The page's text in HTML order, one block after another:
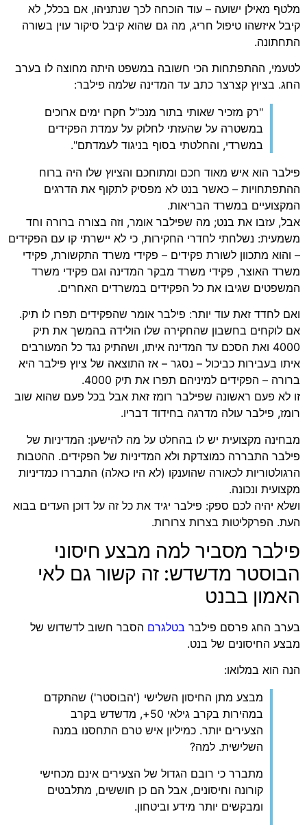
מלטף מאילן ישועה – עוד הוכחה לכך שנתניהו, אם בכלל, לא
קיבל איזשהו טיפול חריג, מה גם שהוא קיבל סיקור עוין בשורה
התחתונה.
לטעמי, ההתפתחות הכי חשובה במשפט היתה מחוצה לו בערב
החג. בציוץ קצרצר כתב עד המדינה שלמה פילבר:
"רק מזכיר שאותי בתור מנכ"ל חקרו ימים ארוכים
במשטרה על שהעזתי לחלוק על עמדת הפקידים
במשרדי, והחלטתי בסוף בניגוד לעמדתם".
פילבר הוא איש מאוד חכם ומתוחכם והציוץ שלו היה ברוח
ההתפתחויות – כאשר בנט לא מפסיק לתקוף את הדרגים
המקצועיים במשרד הבריאות.
אבל, עזבו את בנט; מה שפילבר אומר, וזה בצורה ברורה וחד
משמעית: נשלחתי לחדרי החקירות, כי לא יישרתי קו עם הפקידים
– והוא מתכוון לשורת פקידים – פקידי משרד התקשורת, פקידי
משרד האוצר, פקידי משרד מבקר המדינה וגם פקידי משרד
המשפטים שגיבו את כל הפקידים במשרדים האחרים.
ואם לחדד זאת עוד יותר: פילבר אומר שהפקידים תפרו לו תיק.
אם לוקחים בחשבון שהחקירה שלו הולידה בהמשך את תיק
4000 ואת הסכם עד המדינה איתו, ושהתיק נגד כל המעורבים
איתו בעבירות כביכול – נסגר – אז התוצאה של ציוץ פילבר היא
ברורה – הפקידים למיניהם תפרו את תיק 4000.
זו לא פעם ראשונה שפילבר רומז זאת אבל בכל פעם שהוא שוב
רומז, פילבר עולה מדרגה בחידוד דבריו.
מבחינה מקצועית יש לו בהחלט על מה להישען: המדיניות של
פילבר התבררה כמוצדקת ולא המדיניות של הפקידים. ההטבות
הרגולטוריות לכאורה שהוענקו (לא היו כאלה) התבררו כמדיניות
מקצועית ונכונה.
ושלא יהיה לכם ספק: פילבר יגיד את כל זה על דוכן העדים בבוא
העת. הפרקליטות בצרות צרורות.
פילבר מסביר למה מבצע חיסוני
הבוסטר מדשדש: זה קשור גם לאי
האמון בבנט
בערב החג פרסם פילבר בטלגרם הסבר חשוב לדשדוש של
מבצע החיסונים של בנט.
הנה הוא במלואו:
מבצע מתן החיסון השלישי ('הבוסטר') שהתקדם
במהירות בקרב גילאי 50+, מדשדש בקרב
הצעירים יותר. כמיליון איש טרם התחסנו במנה
השלישית. למה?
מתברר כי רובם הגדול של הצעירים אינם מכחישי
קורונה וחיסונים, אבל הם כן חוששים, מתלבטים
ומבקשים יותר מידע וביטחון.